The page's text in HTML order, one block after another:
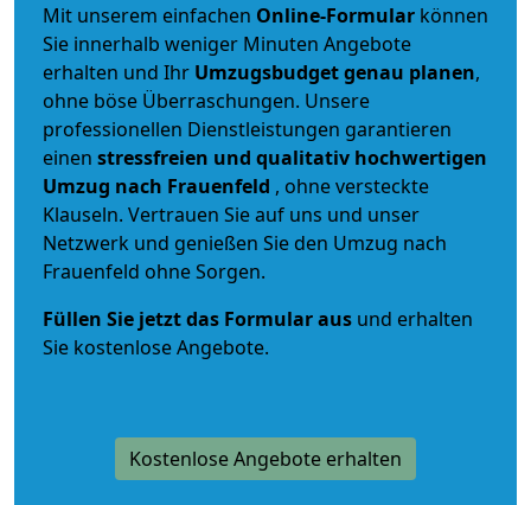
Mit unserem einfachen Online-Formular können
Sie innerhalb weniger Minuten Angebote
erhalten und Ihr Umzugsbudgetgenau planen,
ohne böse Überraschungen. Unsere
professionellen Dienstleistungen garantieren
einen stressfreien und qualitativ hochwertigen
Umzug nach Frauenfeld , ohne versteckte
Klauseln. Vertrauen Sie auf uns und unser
Netzwerk und genießen Sie den Umzug nach
Frauenfeld ohne Sorgen.
Füllen Sie jetzt das Formular aus und erhalten
Sie kostenlose Angebote.
Kostenlose Angebote erhalten